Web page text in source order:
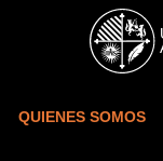
Skip to main content
QUIENES SOMOS